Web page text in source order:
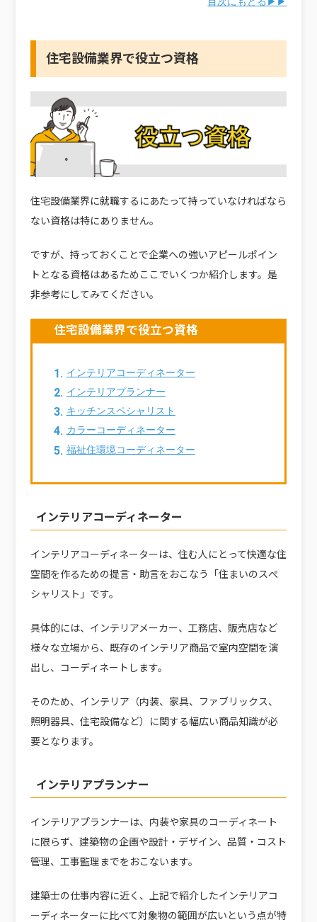
住宅設備業界で役立つ資格
住宅設備業界に就職するにあたって持っていなければなら
ない資格は特にありません。
ですが、持っておくことで企業への強いアピールポイン
トとなる資格はあるためここでいくつか紹介します。是
非参考にしてみてください。
住宅設備業界で役立つ資格
インテリアコーディネーター
インテリアプランナー
キッチンスペシャリスト
カラーコーディネーター
福祉住環境コーディネーター
インテリアコーディネーター
インテリアコーディネーターは、住む人にとって快適な住
空間を作るための提言・助言をおこなう「住まいのスぺ
シャリスト」です。
具体的には、インテリアメーカー、工務店、販売店など
様々な立場から、既存のインテリア商品で室内空間を演
出し、コーディネートします。
そのため、インテリア（内装、家具、ファブリックス、
照明器具、住宅設備など）に関する幅広い商品知識が必
要となります。
インテリアプランナー
インテリアプランナーは、内装や家具のコーディネート
に限らず、建築物の企画や設計・デザイン、品質・コスト
管理、工事監理までをおこないます。
建築士の仕事内容に近く、上記で紹介したインテリアコ
ーディネーターに比べて対象物の範囲が広いという点が特